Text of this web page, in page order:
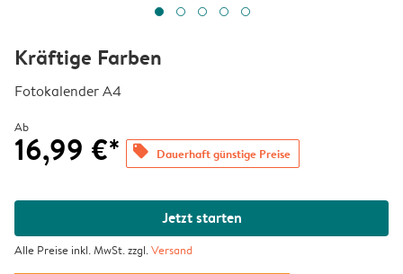
Kräftige Farben
Fotokalender A4
Ab
16,99 €* offers Dauerhaft günstige Preise
Jetzt starten
Alle Preise inkl. MwSt. zzgl.Versand